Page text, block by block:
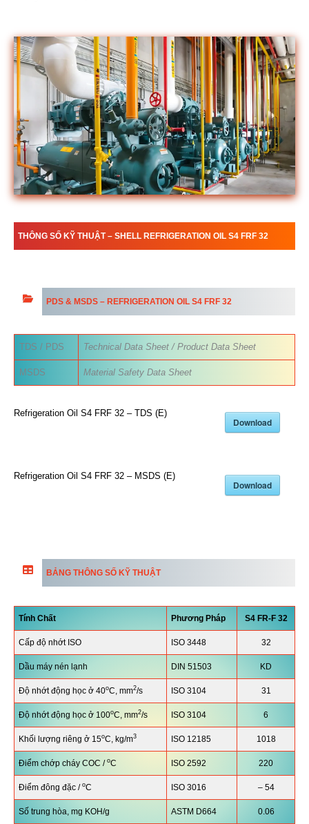
THÔNG SỐ KỸ THUẬT –SHELL REFRIGERATION OILS4 FRF 32
PDS & MSDS –REFRIGERATION OIL S4 FRF 32
TDS / PDS Technical Data Sheet / Product Data Sheet
MSDS Material Safety Data Sheet
Refrigeration Oil S4 FRF 32 – TDS (E)
Download
Refrigeration Oil S4 FRF 32 – MSDS (E)
Download
BẢNG THÔNG SỐ KỸ THUẬT
Tính Chất Phương Pháp S4 FR-F 32
Cấp độ nhớt ISO ISO 3448 32
Dầu máy nén lạnh DIN 51503 KD
Độ nhớt động học ở 40oC, mm2/s ISO 3104 31
Độ nhớt động học ở 100oC, mm2/s ISO 3104 6
Khối lượng riêng ở 15oC, kg/m3 ISO 12185 1018
Điểm chớp cháy COC / oC ISO 2592 220
Điểm đông đặc / oC ISO 3016 – 54
Số trung hòa, mg KOH/g ASTM D664 0.06